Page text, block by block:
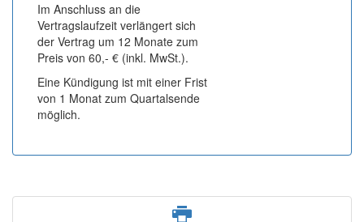
Im Anschluss an die
Vertragslaufzeit verlängert sich
der Vertrag um 12 Monate zum
Preis von 60,- € (inkl. MwSt.).
Eine Kündigung ist mit einer Frist
von 1 Monat zum Quartalsende
möglich.